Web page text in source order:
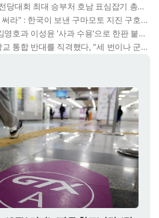
민주당 정청래·김민석, 전당대회 최대 승부처 호남 표심잡기 총력 : 격차 10%p 안이냐, 밖이냐
"한국산 물은 변기 물로 써라" : 한국이 보낸 구마모토 지진 구호품에 한 일본인이 보인 반응
민주당 최고위원 후보 김영호과 이성윤 '사과 수용'으로 한판 붙었다 : 난데없이 "검사주의자"
이재명 대통령이 사관학교 통합 반대를 직격했다, "세 번이나 군사 쿠데타 했는데 압도적 지위"